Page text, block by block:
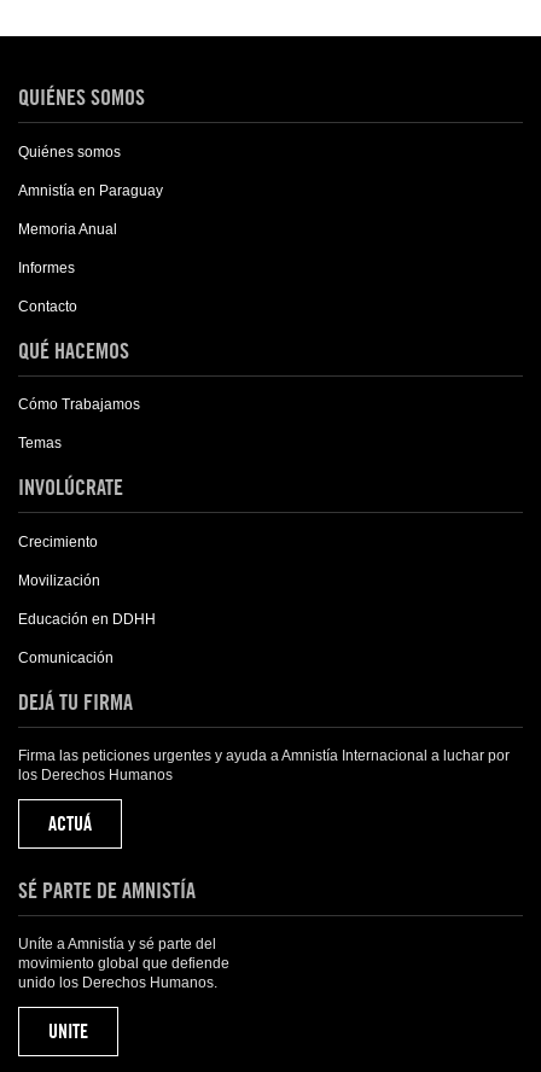
QUIÉNES SOMOS
Quiénes somos
Amnistía en Paraguay
Memoria Anual
Informes
Contacto
QUÉ HACEMOS
Cómo Trabajamos
Temas
INVOLÚCRATE
Crecimiento
Movilización
Educación en DDHH
Comunicación
DEJÁ TU FIRMA
Firma las peticiones urgentes y ayuda a Amnistía Internacional a luchar por
los Derechos Humanos
ACTUÁ
SÉ PARTE DE AMNISTÍA
Uníte a Amnistía y sé parte del
movimiento global que defiende
unido los Derechos Humanos.
UNITE